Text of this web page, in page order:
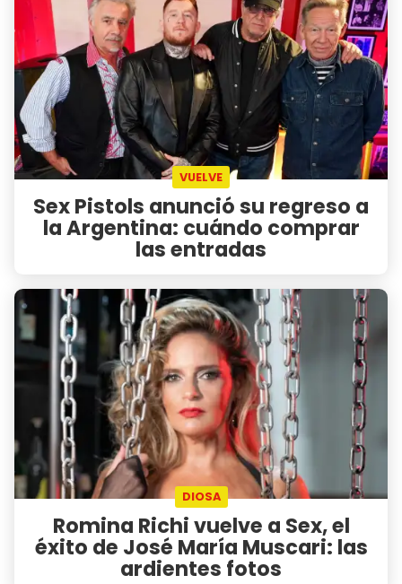
VUELVE
Sex Pistols anunció su regreso a
la Argentina: cuándo comprar
las entradas
DIOSA
Romina Richi vuelve a Sex, el
éxito de José María Muscari: las
ardientes fotos